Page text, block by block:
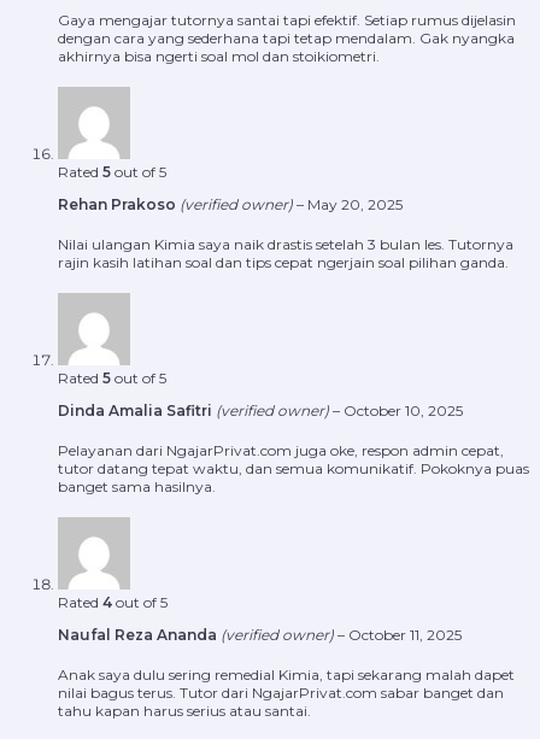
Gaya mengajar tutornya santai tapi efektif. Setiap rumus dijelasin
dengan cara yang sederhana tapi tetap mendalam. Gak nyangka
akhirnya bisa ngerti soal mol dan stoikiometri.
Rated 5 out of 5
Rehan Prakoso (verified owner) – May 20, 2025
Nilai ulangan Kimia saya naik drastis setelah 3 bulan les. Tutornya
rajin kasih latihan soal dan tips cepat ngerjain soal pilihan ganda.
Rated 5 out of 5
Dinda Amalia Safitri (verified owner) – October 10, 2025
Pelayanan dari NgajarPrivat.com juga oke, respon admin cepat,
tutor datang tepat waktu, dan semua komunikatif. Pokoknya puas
banget sama hasilnya.
Rated 4 out of 5
Naufal Reza Ananda (verified owner) – October 11, 2025
Anak saya dulu sering remedial Kimia, tapi sekarang malah dapet
nilai bagus terus. Tutor dari NgajarPrivat.com sabar banget dan
tahu kapan harus serius atau santai.